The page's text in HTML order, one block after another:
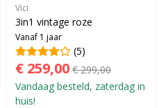
Vici
3in1 vintage roze
Vanaf 1 jaar
(5)
€ 259,00 € 299,00
Vandaag besteld, zaterdag in
huis!